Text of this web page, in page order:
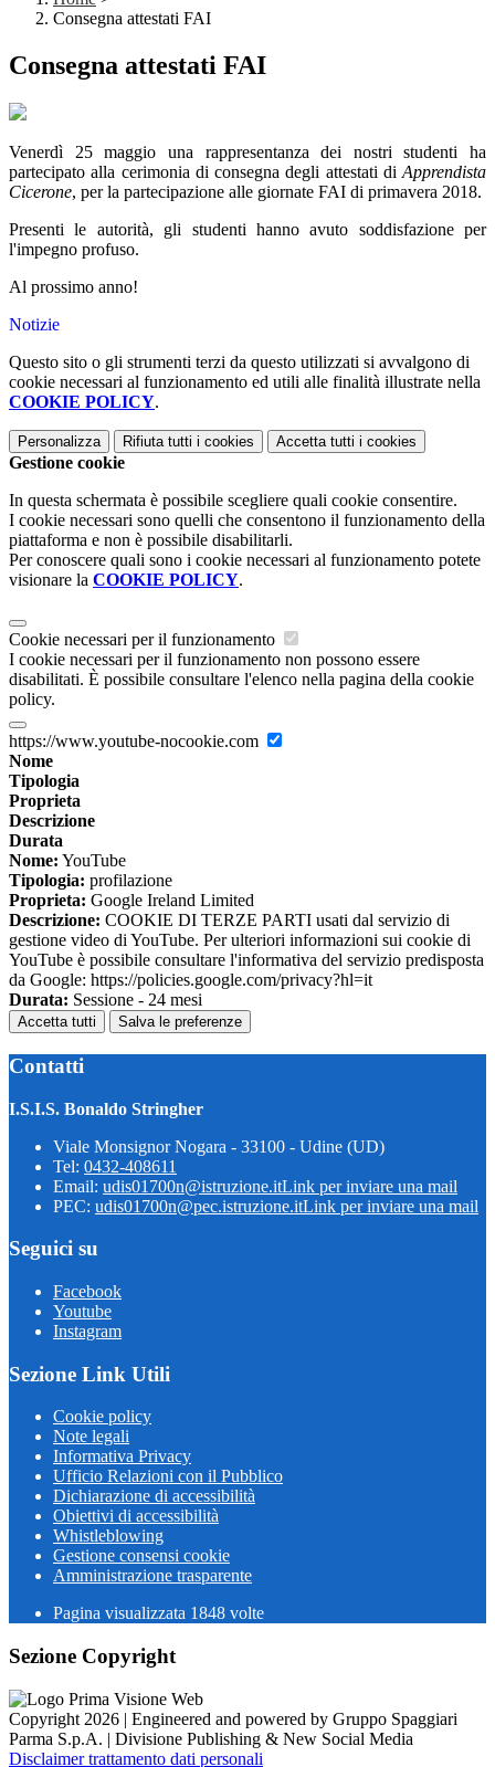
Consegna attestati FAI
Consegna attestati FAI
Venerdì 25 maggio una rappresentanza dei nostri studenti ha
partecipato alla cerimonia di consegna degli attestati di Apprendista
Cicerone, per la partecipazione alle giornate FAI di primavera 2018.
Presenti le autorità, gli studenti hanno avuto soddisfazione per
l'impegno profuso.
Al prossimo anno!
Notizie
Questo sito o gli strumenti terzi da questo utilizzati si avvalgono di
cookie necessari al funzionamento ed utili alle finalità illustrate nella
COOKIE POLICY.
Personalizza Rifiuta tutti i cookies Accetta tutti i cookies
Gestione cookie
In questa schermata è possibile scegliere quali cookie consentire.
I cookie necessari sono quelli che consentono il funzionamento della
piattaforma e non è possibile disabilitarli.
Per conoscere quali sono i cookie necessari al funzionamento potete
visionare la COOKIE POLICY.
Cookie necessari per il funzionamento
I cookie necessari per il funzionamento non possono essere
disabilitati. È possibile consultare l'elenco nella pagina della cookie
policy.
https://www.youtube-nocookie.com
Nome
Tipologia
Proprieta
Descrizione
Durata
Nome: YouTube
Tipologia: profilazione
Proprieta: Google Ireland Limited
Descrizione: COOKIE DI TERZE PARTI usati dal servizio di
gestione video di YouTube. Per ulteriori informazioni sui cookie di
YouTube è possibile consultare l'informativa del servizio predisposta
da Google: https://policies.google.com/privacy?hl=it
Durata: Sessione - 24 mesi
Accetta tutti Salva le preferenze
Contatti
I.S.I.S. Bonaldo Stringher
Viale Monsignor Nogara - 33100 - Udine (UD)
Tel: 0432-408611
Email: udis01700n@istruzione.itLink per inviare una mail
PEC: udis01700n@pec.istruzione.itLink per inviare una mail
Seguici su
Facebook
Youtube
Instagram
Sezione Link Utili
Cookie policy
Note legali
Informativa Privacy
Ufficio Relazioni con il Pubblico
Dichiarazione di accessibilità
Obiettivi di accessibilità
Whistleblowing
Gestione consensi cookie
Amministrazione trasparente
Pagina visualizzata 1848 volte
Sezione Copyright
Copyright 2026 | Engineered and powered by Gruppo Spaggiari
Parma S.p.A. | Divisione Publishing & New Social Media
Disclaimer trattamento dati personali